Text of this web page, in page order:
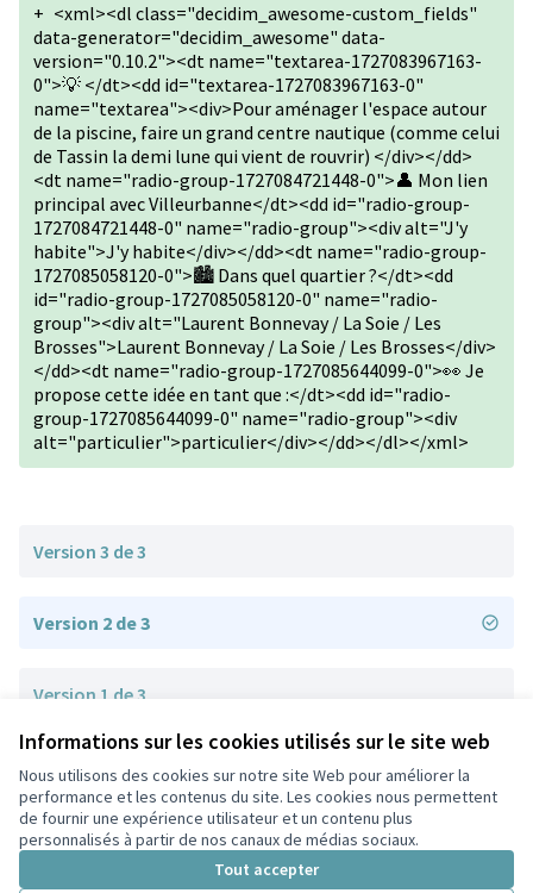
Informations sur les cookies utilisés sur le site web
Nous utilisons des cookies sur notre site Web pour améliorer la
performance et les contenus du site. Les cookies nous permettent
de fournir une expérience utilisateur et un contenu plus
personnalisés à partir de nos canaux de médias sociaux.
Tout accepter
+ <xml><dl class="decidim_awesome-custom_fields"
data-generator="decidim_awesome" data-
version="0.10.2"><dt name="textarea-1727083967163-
0">💡 </dt><dd id="textarea-1727083967163-0"
name="textarea"><div>Pour aménager l'espace autour
de la piscine, faire un grand centre nautique (comme celui
de Tassin la demi lune qui vient de rouvrir) </div></dd>
<dt name="radio-group-1727084721448-0">👤 Mon lien
principal avec Villeurbanne</dt><dd id="radio-group-
1727084721448-0" name="radio-group"><div alt="J'y
habite">J'y habite</div></dd><dt name="radio-group-
1727085058120-0">🏙️ Dans quel quartier ?</dt><dd
id="radio-group-1727085058120-0" name="radio-
group"><div alt="Laurent Bonnevay / La Soie / Les
Brosses">Laurent Bonnevay / La Soie / Les Brosses</div>
</dd><dt name="radio-group-1727085644099-0">👀 Je
propose cette idée en tant que :</dt><dd id="radio-
group-1727085644099-0" name="radio-group"><div
alt="particulier">particulier</div></dd></dl></xml>
Version 3 de 3
Version 2 de 3
Version 1 de 3
Conditions d'utilisation
Paramètres des cookies
Participez Villeurbanne sur X
(Lien externe)
Participez Villeurbanne sur Facebook
Participez Villeurbanne sur Instagram
Participez Villeurbanne sur YouTube
(Lien externe)